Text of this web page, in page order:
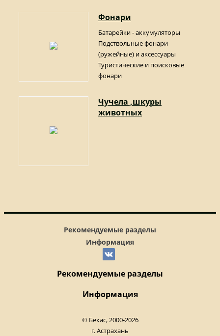
Фонари
Батарейки - аккумуляторы
Подствольные фонари
(ружейные) и аксессуары
Туристические и поисковые
фонари
Чучела ,шкуры
животных
Рекомендуемые разделы
Информация
Рекомендуемые разделы
Информация
© Бекас, 2000-2026
г. Астрахань